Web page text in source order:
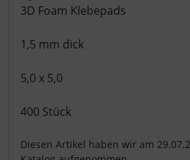
3D Foam Klebepads
1,5 mm dick
5,0 x 5,0
400 Stück
Diesen Artikel haben wir am